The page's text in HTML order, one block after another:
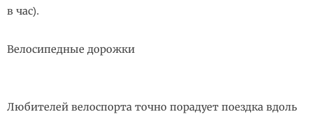
в час).
Велосипедные дорожки
Любителей велоспорта точно порадует поездка вдоль